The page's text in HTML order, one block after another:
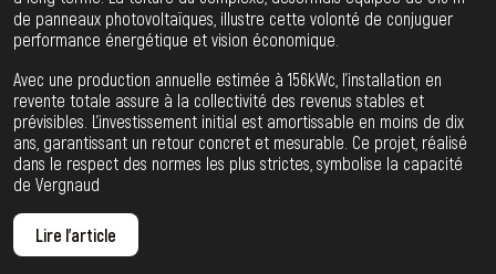
de panneaux photovoltaïques, illustre cette volonté de conjuguer
performance énergétique et vision économique.
Avec une production annuelle estimée à 156kWc, l’installation en
revente totale assure à la collectivité des revenus stables et
prévisibles. L’investissement initial est amortissable en moins de dix
ans, garantissant un retour concret et mesurable. Ce projet, réalisé
dans le respect des normes les plus strictes, symbolise la capacité
de Vergnaud
Lire l'article